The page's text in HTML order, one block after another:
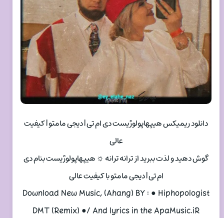
دانلود ریمیکس هیپهاپولوژیست دی ام تی | دیجی مامتو | کیفیت
عالی
گوش دهید و لذت ببرید از ترانه ترانه ☼ هیپهاپولوژیست بنام دی
ام تی | دیجی مامتو با کیفیت عالی
Download New Music, (Ahang) BY : ● Hiphopologist
DMT (Remix) ●/ And lyrics in the ApaMusic.iR